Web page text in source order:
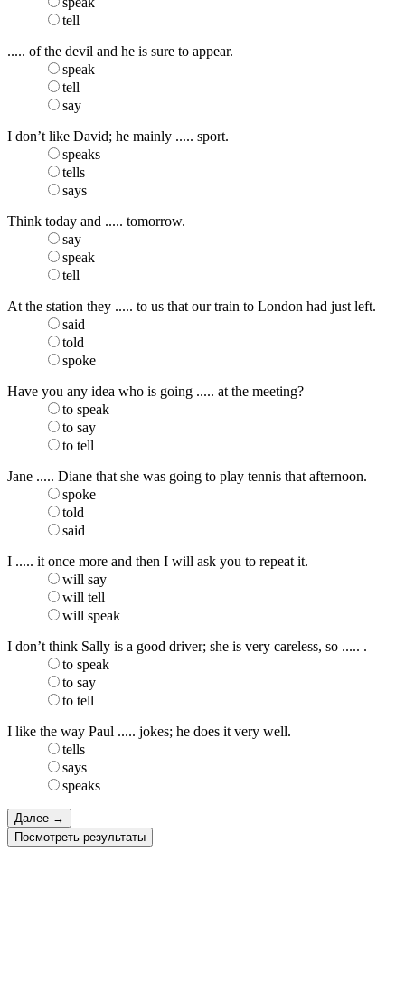
tell
..... of the devil and he is sure to appear.
speak
tell
say
I don’t like David; he mainly ..... sport.
speaks
tells
says
Think today and ..... tomorrow.
say
speak
tell
At the station they ..... to us that our train to London had just left.
said
told
spoke
Have you any idea who is going ..... at the meeting?
to speak
to say
to tell
Jane ..... Diane that she was going to play tennis that afternoon.
spoke
told
said
I ..... it once more and then I will ask you to repeat it.
will say
will tell
will speak
I don’t think Sally is a good driver; she is very careless, so ..... .
to speak
to say
to tell
I like the way Paul ..... jokes; he does it very well.
tells
says
speaks
Посмотреть результаты